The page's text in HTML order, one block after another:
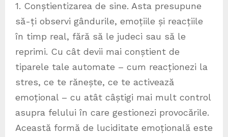
1. Conștientizarea de sine. Asta presupune
să-ți observi gândurile, emoțiile și reacțiile
în timp real, fără să le judeci sau să le
reprimi. Cu cât devii mai conștient de
tiparele tale automate – cum reacționezi la
stres, ce te rănește, ce te activează
emoțional – cu atât câștigi mai mult control
asupra felului în care gestionezi provocările.
Această formă de luciditate emoțională este